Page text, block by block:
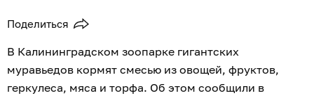
Поделиться
В Калининградском зоопарке гигантских
муравьедов кормят смесью из овощей, фруктов,
геркулеса, мяса и торфа. Об этом сообщили в